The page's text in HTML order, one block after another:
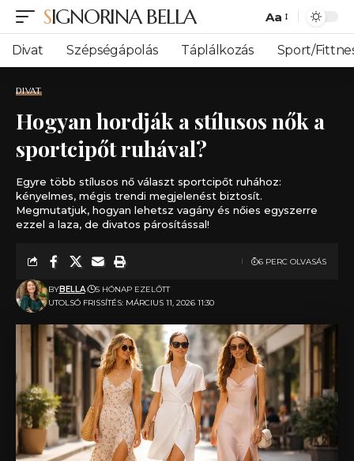
SIGNORINA BELLA
Font
Resizer
Aa
Divat Szépségápolás Táplálkozás Sport/
DIVAT
Hogyan hordják a stílusos nők a
sportcipőt ruhával?
Egyre több stílusos nő választ sportcipőt ruhához:
kényelmes, mégis trendi megjelenést biztosít.
Megmutatjuk, hogyan lehetsz vagány és nőies egyszerre
ezzel a laza, de divatos párosítással!
UTOLSÓ FRISSÍTÉS: MÁRCIUS 11, 2026 11:30
BYBELLA 5 HÓNAP EZELŐTT
6 PERC OLVASÁS